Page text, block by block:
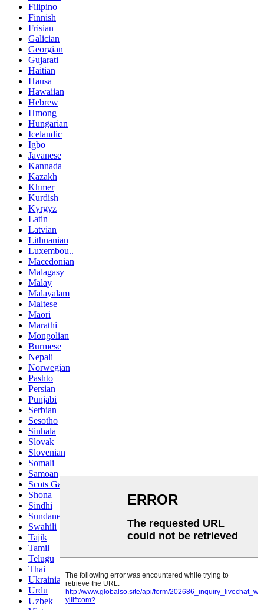
Filipino
Finnish
Frisian
Galician
Georgian
Gujarati
Haitian
Hausa
Hawaiian
Hebrew
Hmong
Hungarian
Icelandic
Igbo
Javanese
Kannada
Kazakh
Khmer
Kurdish
Kyrgyz
Latin
Latvian
Lithuanian
Luxembou..
Macedonian
Malagasy
Malay
Malayalam
Maltese
Maori
Marathi
Mongolian
Burmese
Nepali
Norwegian
Pashto
Persian
Punjabi
Serbian
Sesotho
Sinhala
Slovak
Slovenian
Somali
Samoan
Scots Gaelic
Shona
Sindhi
Sundanese
Swahili
Tajik
Tamil
Telugu
Thai
Ukrainian
Urdu
Uzbek